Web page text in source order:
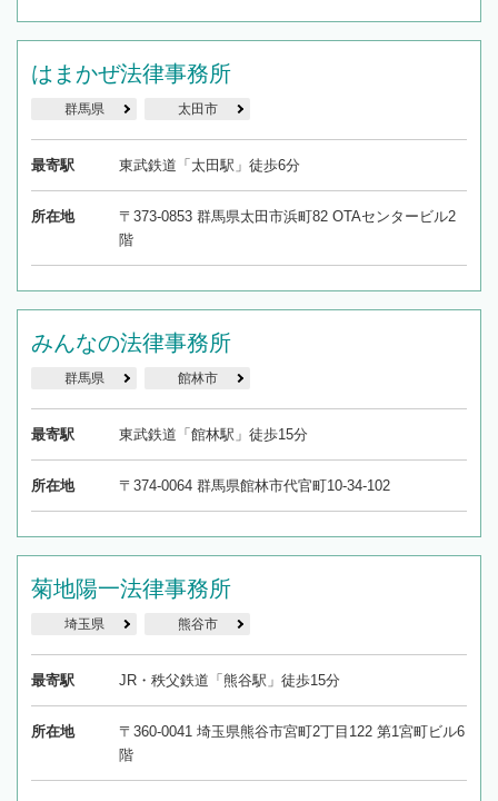
はまかぜ法律事務所
群馬県 太田市
最寄駅 東武鉄道「太田駅」徒歩6分
所在地
〒373-0853 群馬県太田市浜町82 OTAセンタービル2
階
みんなの法律事務所
群馬県 館林市
最寄駅 東武鉄道「館林駅」徒歩15分
所在地 〒374-0064 群馬県館林市代官町10-34-102
菊地陽一法律事務所
埼玉県 熊谷市
最寄駅 JR・秩父鉄道「熊谷駅」徒歩15分
所在地
〒360-0041 埼玉県熊谷市宮町2丁目122 第1宮町ビル6
階